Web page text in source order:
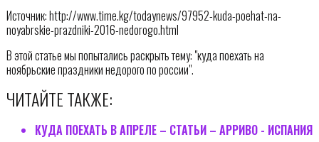
Источник: http://www.time.kg/todaynews/97952-kuda-poehat-na-
noyabrskie-prazdniki-2016-nedorogo.html
В этой статье мы попытались раскрыть тему: "куда поехать на
ноябрьские праздники недорого по россии".
ЧИТАЙТЕ ТАКЖЕ:
КУДА ПОЕХАТЬ В АПРЕЛЕ – СТАТЬИ – АРРИВО - ИСПАНИЯ